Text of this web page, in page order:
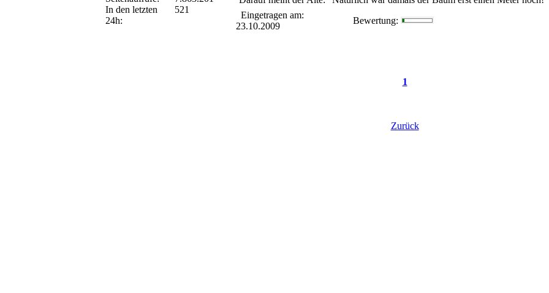
In den letzten
24h:
521
Eingetragen am:
23.10.2009
Bewertung:
1
Zurück